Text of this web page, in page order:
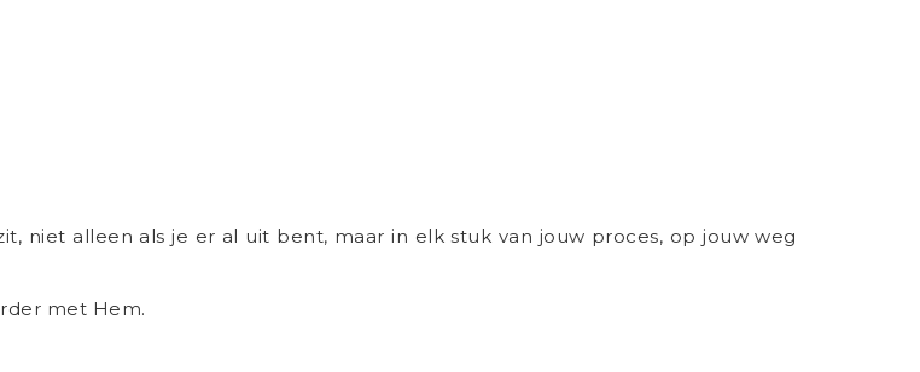
niet alleen als je er al uit bent, maar in elk stuk van jouw proces, op jouw weg
met Hem.